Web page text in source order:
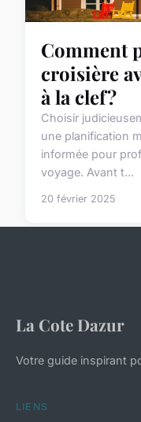
Comment
croisière
à la clef?
Choisir
une planification
informée pour
voyage. Avant t...
20 février 2025
La Cote Dazur
Votre guide inspirant
LIENS